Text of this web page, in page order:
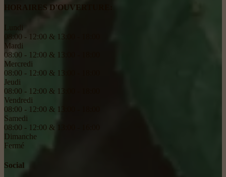
HORAIRES D'OUVERTURE:
08:00 - 12:00 & 13:00 - 18:00
Mardi
08:00 - 12:00 & 13:00 - 18:00
Mercredi
08:00 - 12:00 & 13:00 - 18:00
Jeudi
08:00 - 12:00 & 13:00 - 18:00
Vendredi
08:00 - 12:00 & 13:00 - 18:00
Samedi
08:00 - 12:00 & 13:00 - 16:00
Dimanche
Fermé
Social